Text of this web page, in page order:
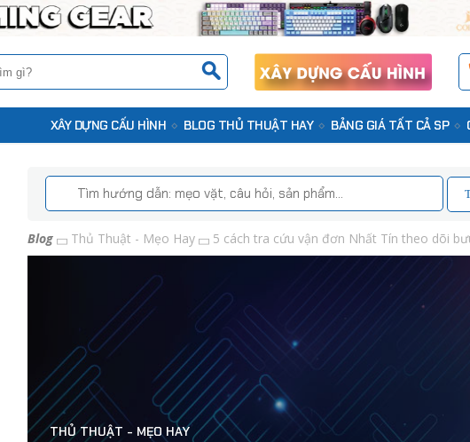
XÂY DỰNG CẤU HÌNH BLOG THỦ THUẬT HAY BẢNG GIÁ TẤT CẢ SP
Blog Thủ Thuật - Mẹo Hay 5 cách tra cứu vận đơn Nhất Tín theo dõi
THỦ THUẬT - MẸO HAY